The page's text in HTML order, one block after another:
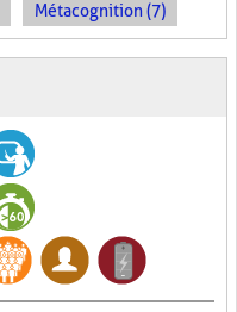
Métacognition (7)